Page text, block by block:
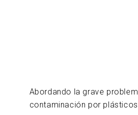
Abordando la grave
contaminación por plásticos